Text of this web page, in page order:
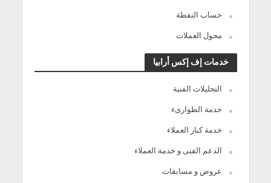
حساب النقطة
محول العملات
خدمات إف إكس أرابيا
التحليلات الفنية
خدمة الطوارىء
خدمة كبار العملاء
الدعم الفنى و خدمة العملاء
عروض و مسابقات